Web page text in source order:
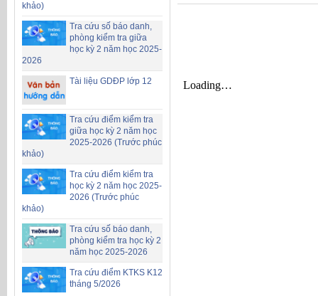
khảo)
Tra cứu số báo danh,
phòng kiểm tra giữa
học kỳ 2 năm học 2025-
2026
Tài liệu GDĐP lớp 12
Tra cứu điểm kiểm tra
giữa học kỳ 2 năm học
2025-2026 (Trước phúc
khảo)
Tra cứu điểm kiểm tra
học kỳ 2 năm học 2025-
2026 (Trước phúc
khảo)
Tra cứu số báo danh,
phòng kiểm tra học kỳ 2
năm học 2025-2026
Tra cứu điểm KTKS K12
tháng 5/2026